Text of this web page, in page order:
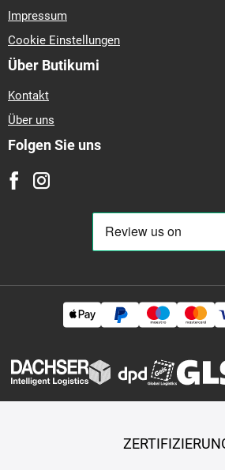
Impressum
Cookie Einstellungen
Über Butikumi
Kontakt
Über uns
Folgen Sie uns